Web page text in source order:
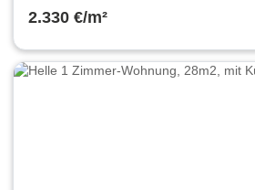
2.330 €/m²